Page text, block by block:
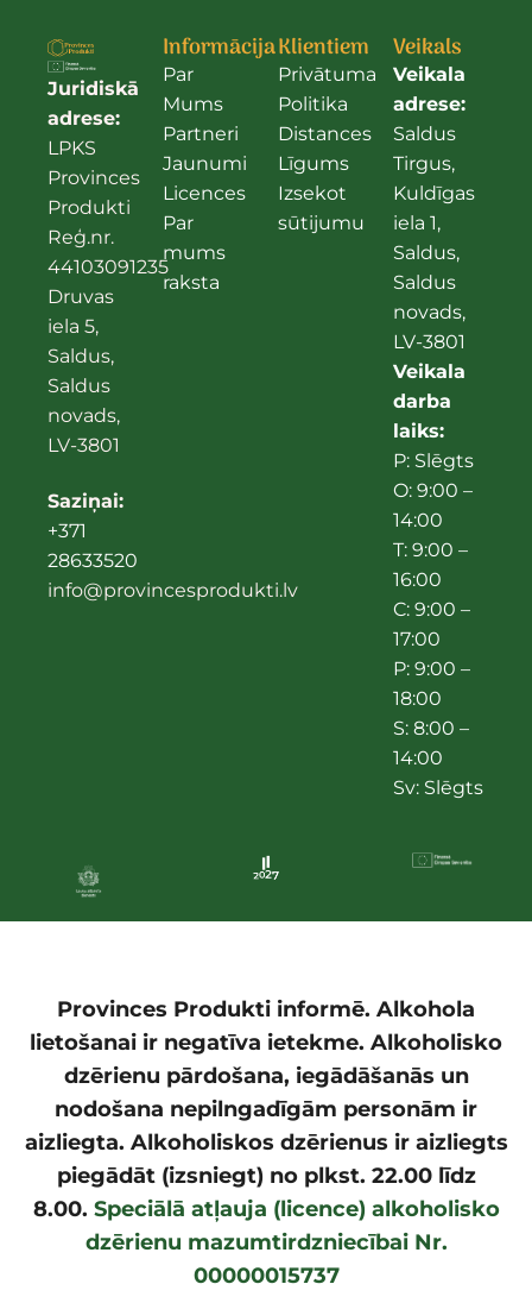
Juridiskā
adrese:
LPKS
Provinces
Produkti
Reģ.nr.
44103091235
Druvas
iela 5,
Saldus,
Saldus
novads,
LV-3801
Saziņai:
+371
28633520
info@provincesprodukti.lv
Informācija
Par
Mums
Partneri
Jaunumi
Licences
Par
mums
raksta
Klientiem
Privātuma
Politika
Distances
Līgums
Izsekot
sūtijumu
Veikals
Veikala
adrese:
Saldus
Tirgus,
Kuldīgas
iela 1,
Saldus,
Saldus
novads,
LV-3801
Veikala
darba
laiks:
P: Slēgts
O: 9:00 –
14:00
T: 9:00 –
16:00
C: 9:00 –
17:00
P: 9:00 –
18:00
S: 8:00 –
14:00
Sv: Slēgts
Provinces Produkti informē. Alkohola
lietošanai ir negatīva ietekme. Alkoholisko
dzērienu pārdošana, iegādāšanās un
nodošana nepilngadīgām personām ir
aizliegta. Alkoholiskos dzērienus ir aizliegts
piegādāt (izsniegt) no plkst. 22.00 līdz
8.00. Speciālā atļauja (licence) alkoholisko
dzērienu mazumtirdzniecībai Nr.
00000015737